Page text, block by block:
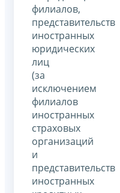
филиалов,
представительств
иностранных
юридических
лиц
(за
исключением
филиалов
иностранных
страховых
организаций
и
представительств
иностранных